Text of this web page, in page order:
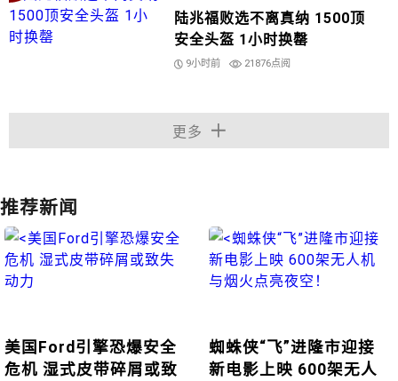
陆兆福败选不离真纳 1500顶
安全头盔 1小时换罄
9小时前 21876点阅
更多
推荐新闻
美国Ford引擎恐爆安全
危机 湿式皮带碎屑或致
蜘蛛侠“飞”进隆市迎接
新电影上映 600架无人